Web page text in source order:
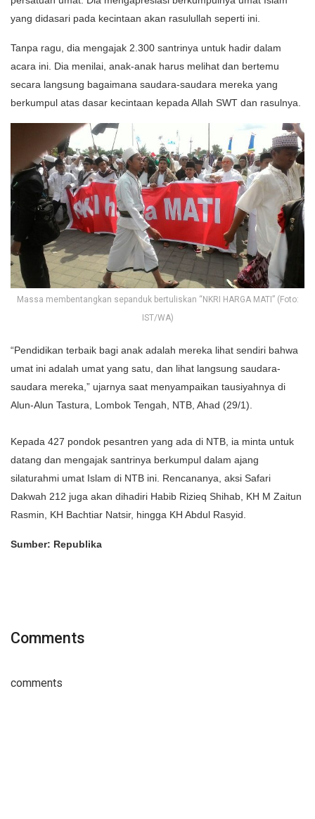
yang didasari pada kecintaan akan rasulullah seperti ini.
Tanpa ragu, dia mengajak 2.300 santrinya untuk hadir dalam
acara ini. Dia menilai, anak-anak harus melihat dan bertemu
secara langsung bagaimana saudara-saudara mereka yang
berkumpul atas dasar kecintaan kepada Allah SWT dan rasulnya.
Massa membentangkan sepanduk bertuliskan “NKRI HARGA MATI” (Foto:
IST/WA)
“Pendidikan terbaik bagi anak adalah mereka lihat sendiri bahwa
umat ini adalah umat yang satu, dan lihat langsung saudara-
saudara mereka,” ujarnya saat menyampaikan tausiyahnya di
Alun-Alun Tastura, Lombok Tengah, NTB, Ahad (29/1).
Kepada 427 pondok pesantren yang ada di NTB, ia minta untuk
datang dan mengajak santrinya berkumpul dalam ajang
silaturahmi umat Islam di NTB ini. Rencananya, aksi Safari
Dakwah 212 juga akan dihadiri Habib Rizieq Shihab, KH M Zaitun
Rasmin, KH Bachtiar Natsir, hingga KH Abdul Rasyid.
Sumber: Republika
Comments
comments